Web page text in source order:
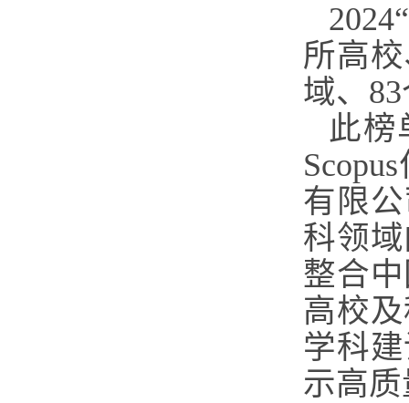
所高
域、
此榜
有限
科领
整合
高校
学科
示高